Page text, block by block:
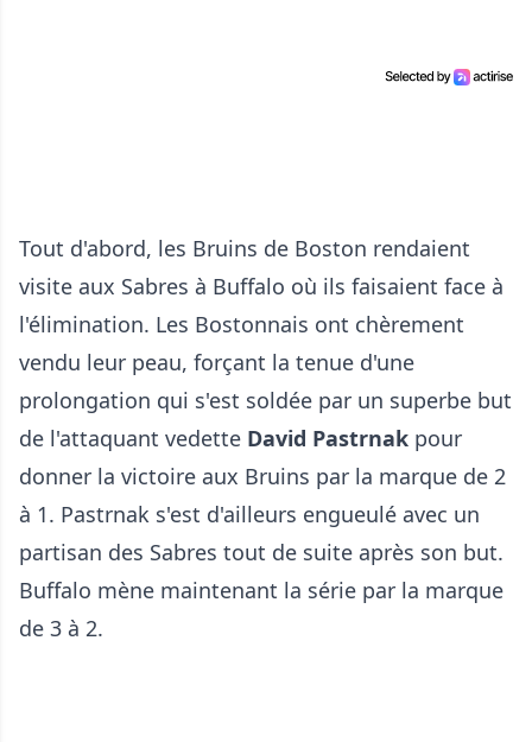
Tout d'abord, les Bruins de Boston rendaient
visite aux Sabres à Buffalo où ils faisaient face à
l'élimination. Les Bostonnais ont chèrement
vendu leur peau, forçant la tenue d'une
prolongation qui s'est soldée par un superbe but
de l'attaquant vedette David Pastrnak pour
donner la victoire aux Bruins par la marque de 2
à 1. Pastrnak s'est d'ailleurs engueulé avec un
partisan des Sabres tout de suite après son but.
Buffalo mène maintenant la série par la marque
de 3 à 2.